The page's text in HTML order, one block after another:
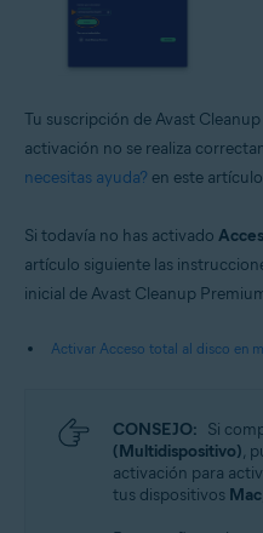
Tu suscripción de Avast
activación no se realiza
necesitas ayuda? en este
Si todavía no has activado
artículo siguiente las
inicial de Avast Cleanup
Activar Acceso total al disco en
CONSEJO: Si
(Multidispositivo),
activación para
tus dispositivos Mac